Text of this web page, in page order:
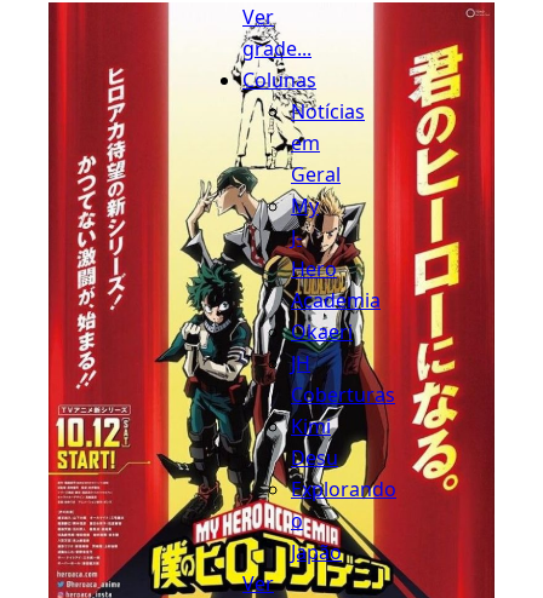
Ver
grade...
Colunas
Notícias
em
Geral
My
J-
Hero
Academia
Okaeri
JH
Coberturas
Kimi
Desu
Explorando
o
Japão
Ver